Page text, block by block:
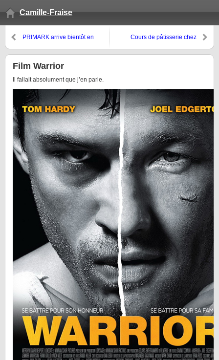
Camille-Fraise
PRIMARK arrive bientôt en
Cours de pâtisserie chez
Film Warrior
Il fallait absolument que j’en parle.